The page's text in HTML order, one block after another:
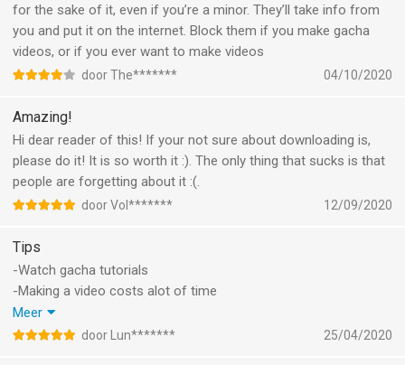
for the sake of it, even if you’re a minor. They’ll take info from
you and put it on the internet. Block them if you make gacha
videos, or if you ever want to make videos
door The******* 04/10/2020
Amazing!
Hi dear reader of this! If your not sure about downloading is,
please do it! It is so worth it :). The only thing that sucks is that
people are forgetting about it :(.
door Vol******* 12/09/2020
Tips
-Watch gacha tutorials
-Making a video costs alot of time
-Make videos with kinemaster power director cutecut or other
video making apps
Meer
door Lun******* 25/04/2020